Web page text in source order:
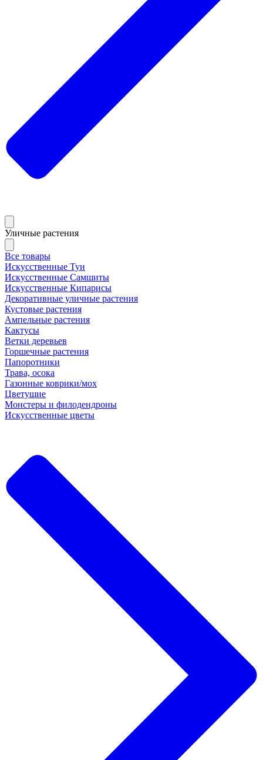
Уличные растения
Все товары
Искусственные Туи
Искусственные Самшиты
Искусственные Кипарисы
Декоративные уличные растения
Кустовые растения
Ампельные растения
Кактусы
Ветки деревьев
Горшечные растения
Папоротники
Трава, осока
Газонные коврики/мох
Цветущие
Монстеры и филодендроны
Искусственные цветы